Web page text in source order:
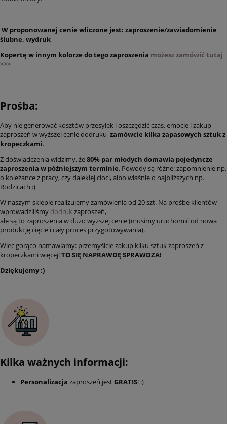
W proponowanej cenie wliczone jest: zaproszenie/zawiadomienie
ślubne, wydruk
Kopertę w innym kolorze do tego zaproszenia możesz zamówić tutaj
>>>
Prośba:
Aby nie generować kosztów przesyłek i oszczędzić czas, emocje i zakup
zaproszeń w wyższej cenie dodruku zamówcie kilka zapasowych sztuk z
kropeczkami.
Z doświadczenia widzimy, że80% par młodych domawia pojedyncze
zaproszenia w późniejszym terminie. Powody są różne: zapomnienie np.
o koleżance z pracy, czy dalekiej cioci, albo właśnie o najbliższych np.
Rodzicach :)
W naszym sklepie realizujemy zamówienia od 20 szt. Na prośbę klientów
wprowadziliśmy dodruk zaproszeń,
ale są to zaproszenia w dużo wyższej cenie (musimy uruchomić od nowa
produkcję cięcie i cały proces przygotowywania).
Wiec gorąco namawiamy: przemyślcie zakup kilku sztuk zaproszeń z
kropeczkami więcej!TO SIĘ NAPRAWDĘ SPRAWDZA!
Dziękujemy :)
Kilka ważnych informacji:
Personalizacja zaproszeń jestGRATIS! :)